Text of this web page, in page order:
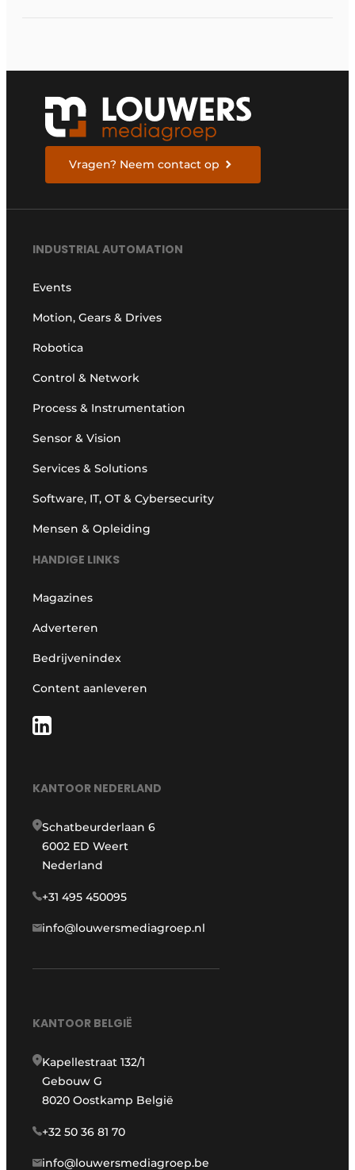
Vragen? Neem contact op
INDUSTRIAL AUTOMATION
Events
Motion, Gears & Drives
Robotica
Control & Network
Process & Instrumentation
Sensor & Vision
Services & Solutions
Software, IT, OT & Cybersecurity
Mensen & Opleiding
HANDIGE LINKS
Magazines
Adverteren
Bedrijvenindex
Content aanleveren
KANTOOR NEDERLAND
Schatbeurderlaan 6
6002 ED Weert
Nederland
+31 495 450095
info@louwersmediagroep.nl
KANTOOR BELGIË
Kapellestraat 132/1
Gebouw G
8020 Oostkamp België
+32 50 36 81 70
info@louwersmediagroep.be